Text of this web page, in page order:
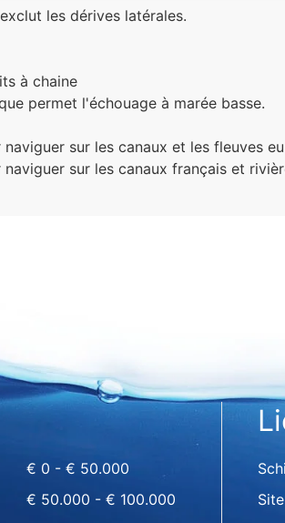
les dérives latérales.
à chaine
permet l'échouage à marée basse.
sur les canaux et les fleuves
sur les canaux français et
€ 0 - € 50.000
€ 50.000 - € 100.000